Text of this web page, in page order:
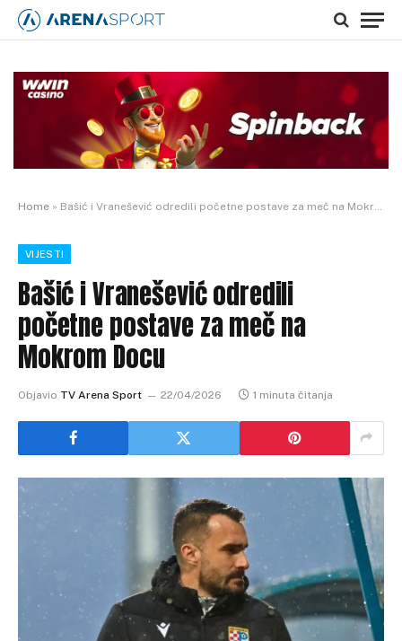
Home » Bašić i Vranešević odredili početne postave za meč na Mokrom Docu
VIJESTI
Bašić i Vranešević odredili
početne postave za meč na
Mokrom Docu
Objavio TV Arena Sport 22/04/2026 1 minuta čitanja